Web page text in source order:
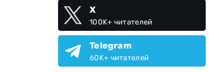
X
100K+ читателей
Telegram
60K+ читателей